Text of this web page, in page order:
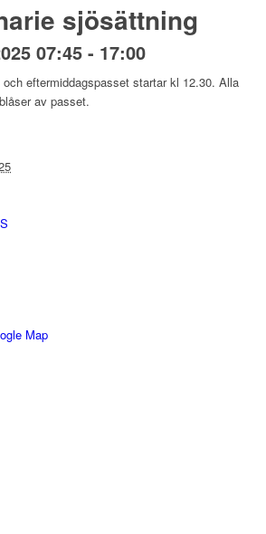
sjösättning
07:45 - 17:00
eftermiddagspasset startar kl 12.30. Alla
av passet.
Map